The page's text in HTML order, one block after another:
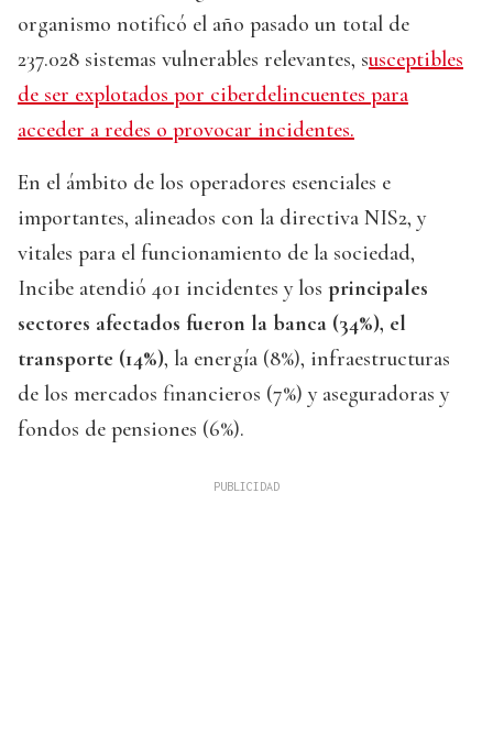
organismo notificó el año pasado un total de
237.028 sistemas vulnerables relevantes, susceptibles
de ser explotados por ciberdelincuentes para
acceder a redes o provocar incidentes.
En el ámbito de los operadores esenciales e
importantes, alineados con la directiva NIS2, y
vitales para el funcionamiento de la sociedad,
Incibe atendió 401 incidentes y los principales
sectores afectados fueron la banca (34%), el
transporte (14%), la energía (8%), infraestructuras
de los mercados financieros (7%) y aseguradoras y
fondos de pensiones (6%).